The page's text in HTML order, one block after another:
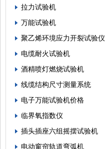
拉力试验机
万能试验机
聚乙烯环境应力开裂试验仪
电缆耐火试验机
酒精喷灯燃烧试验机
线缆结构尺寸测量系统
电子万能试验机价格
临界氧指数仪
插头插座六组摇摆试验机
电动窗帘轨道弯弧机